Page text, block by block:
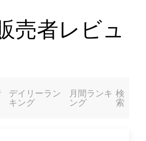
売者レビュ
デイリーラン
キング
月間ランキ
ング
検
索